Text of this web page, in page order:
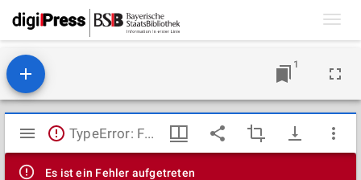
1
Mirador
Viewer
TypeError: Failed to fetch
Es ist ein Fehler aufgetreten